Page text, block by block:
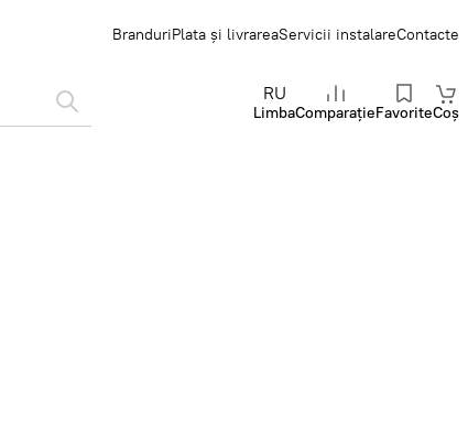
BranduriPlata și livrareaServicii instalareContacte
RU
LimbaComparațieFavoriteCoș